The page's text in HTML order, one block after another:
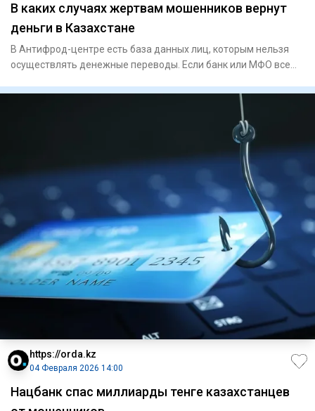
В каких случаях жертвам мошенников вернут
деньги в Казахстане
В Антифрод-центре есть база данных лиц, которым нельзя
осуществлять денежные переводы. Если банк или МФО все
https://orda.kz
04 Февраля 2026 14:00
Нацбанк спас миллиарды тенге казахстанцев